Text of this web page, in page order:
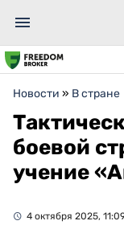
Новости » В стране
боевой
учение
4 октября 2025,